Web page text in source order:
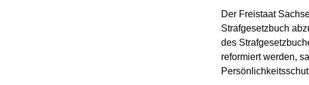
Der Freistaat
Strafgesetzbuch
des
reformiert werden,